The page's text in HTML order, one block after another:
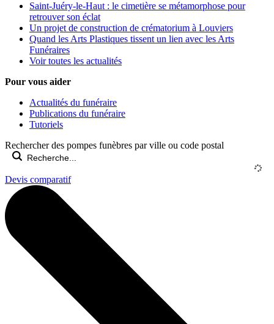
Saint-Juéry-le-Haut : le cimetière se métamorphose pour
retrouver son éclat
Un projet de construction de crématorium à Louviers
Quand les Arts Plastiques tissent un lien avec les Arts
Funéraires
Voir toutes les actualités
Pour vous aider
Actualités du funéraire
Publications du funéraire
Tutoriels
Rechercher des pompes funèbres par ville ou code postal
Devis comparatif